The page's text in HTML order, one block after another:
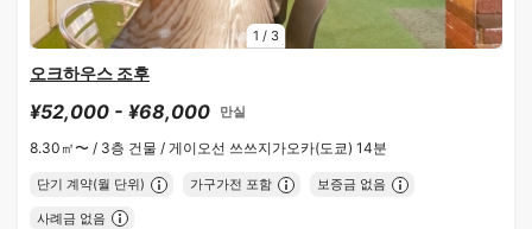
1 / 3
오크하우스 조후
¥52,000 - ¥68,000 만실
8.30㎡〜 / 3층 건물 / 게이오선 쓰쓰지가오카(도쿄) 14분
단기 계약(월 단위) 가구가전 포함 보증금 없음
사례금 없음